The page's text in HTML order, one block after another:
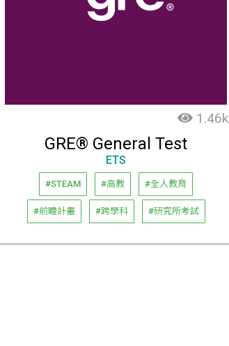
1.46k
GRE® General Test
ETS
#STEAM #高教 #全人教育
#前瞻計畫 #跨學科 #研究所考試